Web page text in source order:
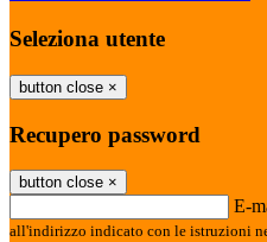
Seleziona utente
button close ×
Recupero password
button close ×
E-
all'indirizzo indicato con le istruzioni